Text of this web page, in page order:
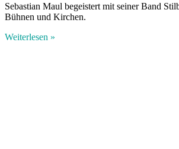
Sebastian Maul begeistert mit seiner Band
Bühnen und Kirchen.
Weiterlesen »